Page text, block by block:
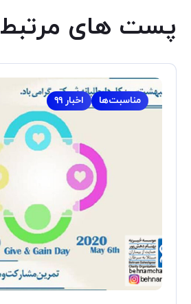
پست های مرتبط
اخبار ۹۹ مناسبت‌ها